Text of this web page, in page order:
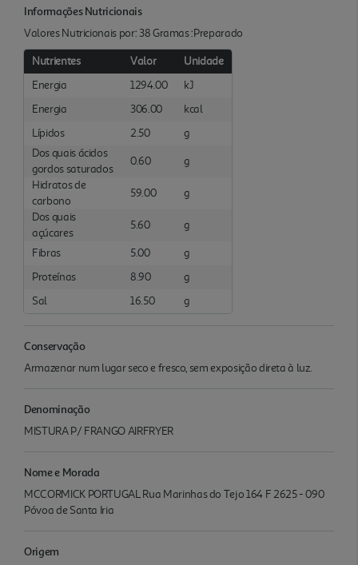
Informações Nutricionais
Valores Nutricionais por: 38 Gramas :Preparado
Nutrientes Valor
Unidade
Energia
1294.00
kJ
Energia
306.00
kcal
Lípidos
2.50
g
Dos quais ácidos
gordos saturados
0.60
g
Hidratos de
carbono
59.00
g
Dos quais
açúcares
5.60 g
Fibras 5.00
g
Proteínas
8.90
g
Sal
16.50 g
Conservação
Armazenar num lugar seco e fresco, sem exposição direta à luz.
Denominação
MISTURA P/ FRANGO AIRFRYER
Nome e Morada
MCCORMICK PORTUGAL Rua Marinhas do Tejo 164 F 2625 - 090
Póvoa de Santa Iria
Origem